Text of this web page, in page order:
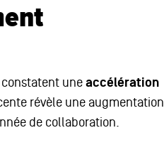
une accélération
révèle une augmentation
de collaboration.